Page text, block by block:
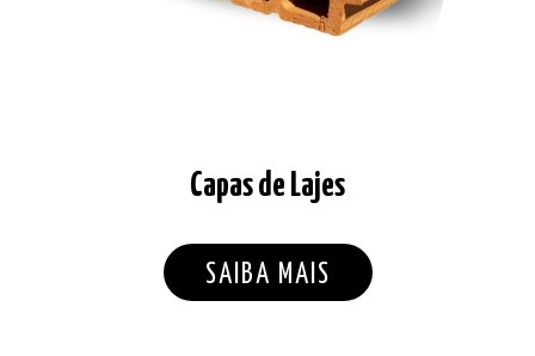
Capas de Lajes
SAIBA MAIS